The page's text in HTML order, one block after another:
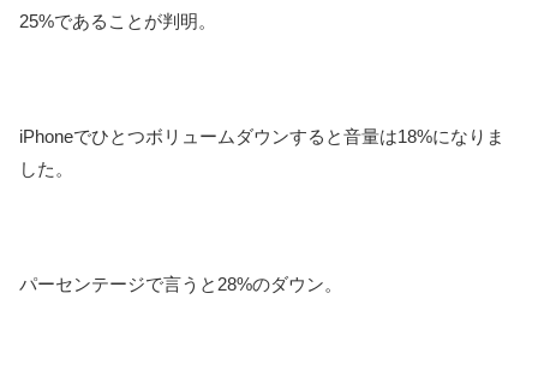
25%であることが判明。
iPhoneでひとつボリュームダウンすると音量は18%になりま
した。
パーセンテージで言うと28%のダウン。